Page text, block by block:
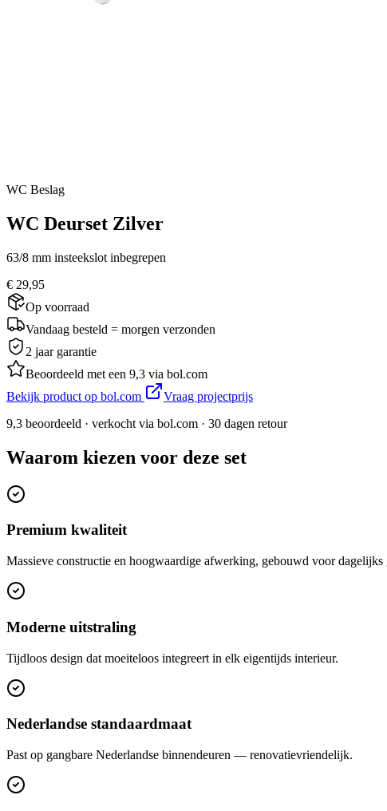
WC Beslag
WC Deurset Zilver
63/8 mm insteekslot inbegrepen
€ 29,95
Op voorraad
Vandaag besteld = morgen verzonden
2 jaar garantie
Beoordeeld met een 9,3 via bol.com
Bekijk product op bol.com
Vraag projectprijs
9,3 beoordeeld · verkocht via bol.com · 30 dagen retour
Waarom kiezen voor deze set
Premium kwaliteit
Massieve constructie en hoogwaardige afwerking, gebouwd voor dagelijks
Moderne uitstraling
Tijdloos design dat moeiteloos integreert in elk eigentijds interieur.
Nederlandse standaardmaat
Past op gangbare Nederlandse binnendeuren — renovatievriendelijk.